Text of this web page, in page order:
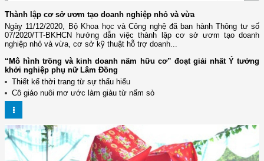
Thành lập cơ sở ươm tạo doanh nghiệp nhỏ và vừa
Ngày 11/12/2020, Bộ Khoa học và Công nghệ đã ban hành Thông tư số
07/2020/TT-BKHCN hướng dẫn việc thành lập cơ sở ươm tạo doanh
nghiệp nhỏ và vừa, cơ sở kỹ thuật hỗ trợ doanh...
“Mô hình trồng và kinh doanh nấm hữu cơ” đoạt giải nhất Ý tưởng
khởi nghiệp phụ nữ Lâm Đồng
Thiết kế thời trang từ sự thấu hiểu
Cô giáo nuôi mơ ước làm giàu từ nấm sò